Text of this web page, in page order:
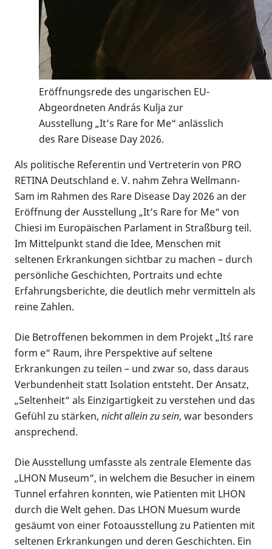
Eröffnungsrede des ungarischen EU-
Abgeordneten András Kulja zur
Ausstellung „It’s Rare for Me“ anlässlich
des Rare Disease Day 2026.
Als politische Referentin und Vertreterin von PRO
RETINA Deutschland e. V. nahm Zehra Wellmann-
Sam im Rahmen des Rare Disease Day 2026 an der
Eröffnung der Ausstellung „It’s Rare for Me“ von
Chiesi im Europäischen Parlament in Straßburg teil.
Im Mittelpunkt stand die Idee, Menschen mit
seltenen Erkrankungen sichtbar zu machen – durch
persönliche Geschichten, Portraits und echte
Erfahrungsberichte, die deutlich mehr vermitteln als
reine Zahlen.
Die Betroffenen bekommen in dem Projekt „It´s rare
form e“ Raum, ihre Perspektive auf seltene
Erkrankungen zu teilen – und zwar so, dass daraus
Verbundenheit statt Isolation entsteht. Der Ansatz,
„Seltenheit“ als Einzigartigkeit zu verstehen und das
Gefühl zu stärken, nicht allein zu sein, war besonders
ansprechend.
Die Ausstellung umfasste als zentrale Elemente das
„LHON Museum“, in welchem die Besucher in einem
Tunnel erfahren konnten, wie Patienten mit LHON
durch die Welt gehen. Das LHON Muesum wurde
gesäumt von einer Fotoausstellung zu Patienten mit
seltenen Erkrankungen und deren Geschichten. Ein